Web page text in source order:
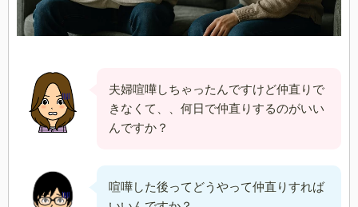
夫婦喧嘩しちゃったんですけど仲直りで
きなくて、、何日で仲直りするのがいい
んですか？
喧嘩した後ってどうやって仲直りすれば